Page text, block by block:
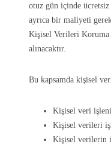
otuz gün içinde ücretsiz
ayrıca bir maliyeti
Kişisel Verileri
alınacaktır.
Bu kapsamda kişisel
Kişisel veri
Kişisel verileri
Kişisel verilerin